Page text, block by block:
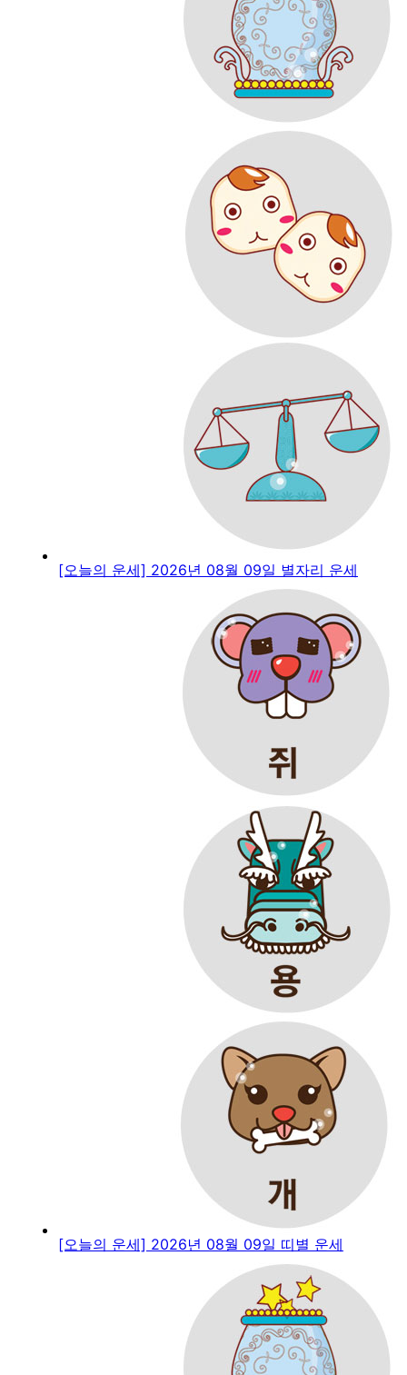
[오늘의 운세] 2026년 08월 09일 별자리 운세
[오늘의 운세] 2026년 08월 09일 띠별 운세